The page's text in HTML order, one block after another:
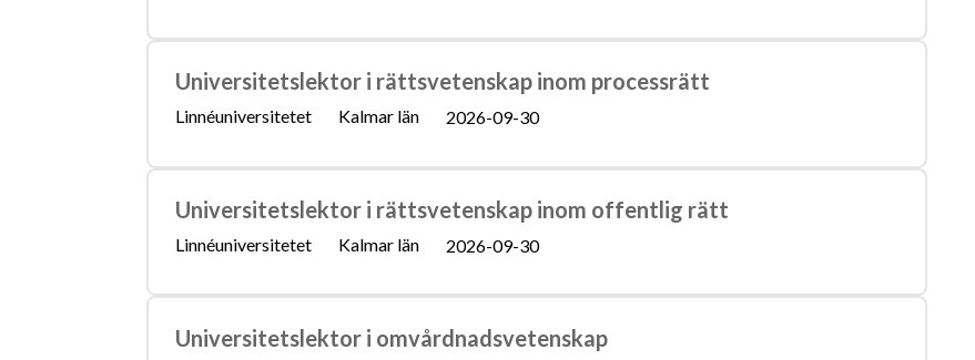
Universitetslektor i rättsvetenskap inom processrätt
Linnéuniversitetet Kalmar län 2026-09-30
Universitetslektor i rättsvetenskap inom offentlig rätt
Linnéuniversitetet Kalmar län 2026-09-30
Universitetslektor i omvårdnadsvetenskap